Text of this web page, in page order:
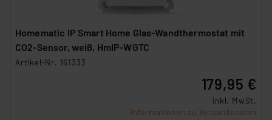
Homematic IP Smart Home Glas-Wandthermostat mit
CO2-Sensor, weiß, HmIP-WGTC
Artikel-Nr. 161333
179,95 €
inkl. MwSt.
Informationen zu Versandkosten